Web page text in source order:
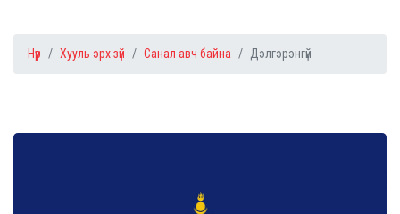
Нүүр Хууль эрх зүй Санал авч байна Дэлгэрэнгүй